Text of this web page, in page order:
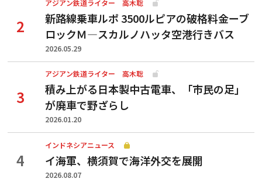
アジアン鉄道ライター 高木聡
新路線乗車ルポ 3500ルピアの破格料金ーブ
ロックＭ―スカルノハッタ空港行きバス
2026.05.29
アジアン鉄道ライター 高木聡
積み上がる日本製中古電車、「市民の足」
が廃車で野ざらし
2026.01.20
インドネシアニュース
イ海軍、横須賀で海洋外交を展開
2026.08.07